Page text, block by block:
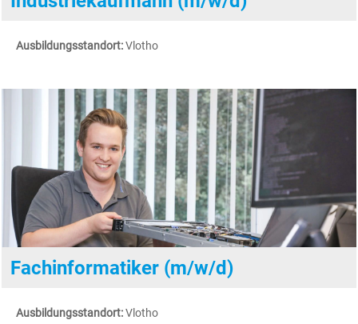
persönliche
dazu geführt, dass
wir immer wieder
herausragende
Fachkräfte
entwickelt und auch
übernommen
haben.
Ausbildungsstandort:Vlotho
Fachinformatiker (m/w/d)
Ausbildungsstandort:Vlotho